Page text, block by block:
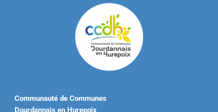
Communauté de Communes